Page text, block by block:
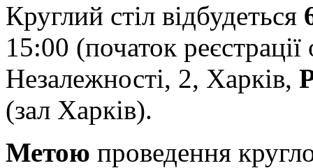
Круглий стіл відбудеться
15:00 (початок
Незалежності, 2, Харків,
(зал Харків).
Метою проведення